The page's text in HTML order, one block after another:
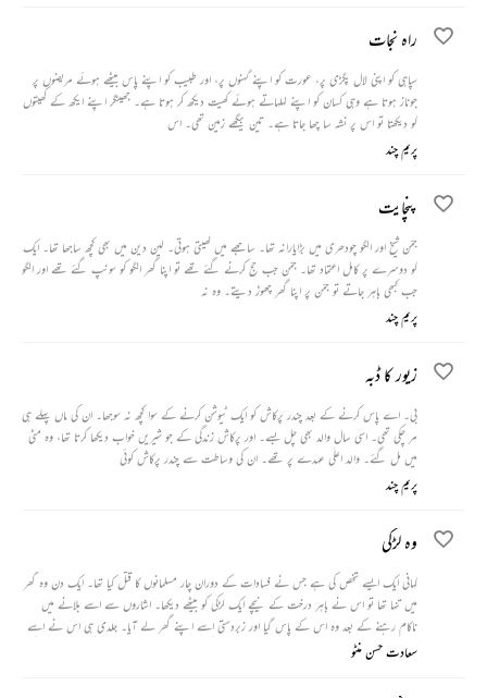
راہ نجات
سپاہی کو اپنی لال پگڑی پر، عورت کو اپنے گہنوں پر، اور طبیب کو اپنے پاس بیٹھے ہوئے مریضوں پر
جوناز ہوتا ہے وہی کسان کو اپنے لہلہاتے ہوئے کھیت دیکھ کر ہوتا ہے۔ جھینگر اپنے ایکھ کے کھیتوں
کو دیکھتا تو اس پر نشہ سا چھا جاتا ہے۔ تین بیگھے زمین تھی۔ اس
پریم چند
پنچایت
جمّن شیخ اور الگو چودھری میں بڑایارانہ تھا۔ ساجھے میں کھیتی ہوتی۔ لین دین میں بھی کچھ ساجھا تھا۔ ایک
کو دوسرے پر کامل اعتماد تھا۔ جمّن جب حج کرنے گئے تھے تو اپنا گھر الگو کو سونپ گئے تھے اور الگو
جب کبھی باہر جاتے تو جمّن پر اپنا گھر چھوڑ دیتے۔ وہ نہ
پریم چند
زیور کا ڈبہ
بی۔ اے پاس کرنے کے بعد چندر پرکاش کو ایک ٹیوشن کرنے کے سوا کچھ نہ سوجھا۔ ان کی ماں پہلے ہی
مر چکی تھی۔ اسی سال والد بھی چل بسے۔ اور پرکاش زندگی کے جو شیریں خواب دیکھا کرتا تھا، وہ مٹی
میں مل گئے۔ والد اعلٰی عہدے پر تھے۔ ان کی وساطت سے چندر پرکاش کوئی
پریم چند
وہ لڑکی
کہانی ایک ایسے شخص کی ہے جس نے فسادات کے دوران چار مسلمانوں کا قتل کیا تھا۔ ایک دن وہ گھر
میں تنہا تھا تو اس نے باہر درخت کے نیچے ایک لڑکی کو بیٹھے دیکھا۔ اشاروں سے اسے بلانے میں
ناکام رہنے کے بعد وہ اس کے پاس گیا اور زبردستی اسے اپنے گھر لے آیا۔ جلدی ہی اس نے اسے
قابو میں کر لیا اور چومنے لگا۔ بستر پر جانے سے پہلے لڑکی نے اس سے پستول دیکھنے کی خواہش ظاہر کی
سعادت حسن منٹو